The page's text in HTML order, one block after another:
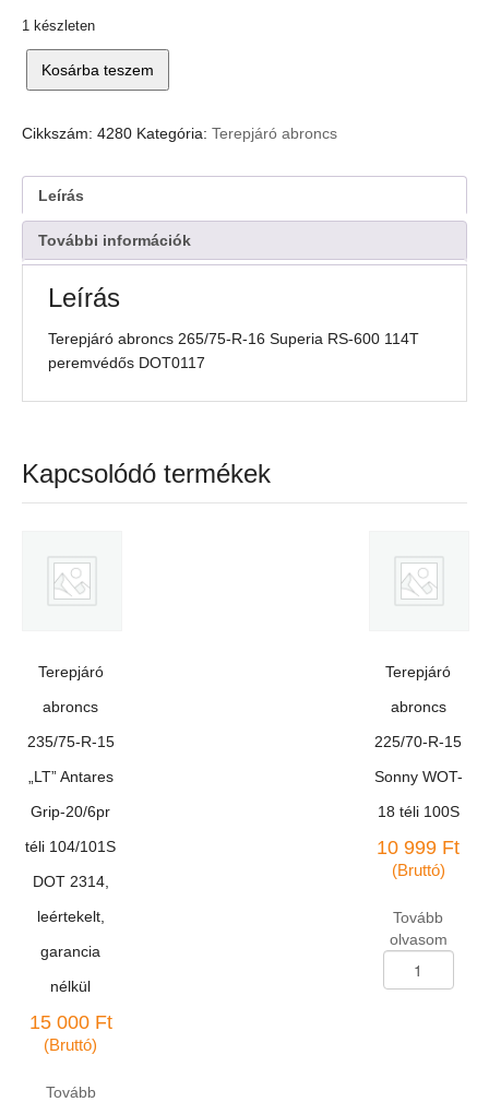
1 készleten
abroncs
R-
RS-
600
114T
peremvédős
mennyiség
Kosárba teszem
Cikkszám: 4280 Kategória: Terepjáró abroncs
Leírás
További információk
Leírás
Terepjáró abroncs 265/75-R-16 Superia RS-600 114T
peremvédős DOT0117
Kapcsolódó termékek
Terepjáró
abroncs
235/75-R-15
„LT” Antares
Grip-20/6pr
téli 104/101S
DOT 2314,
leértekelt,
garancia
nélkül
15 000 Ft
(Bruttó)
Tovább
Terepjáró
abroncs
225/70-R-15
Sonny WOT-
18 téli 100S
10 999 Ft
(Bruttó)
Tovább
olvasom
abroncs